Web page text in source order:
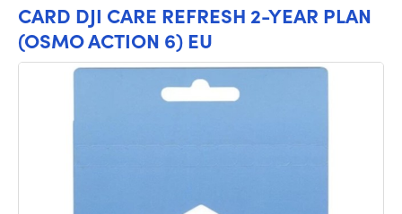
CARD DJI CARE REFRESH 2-YEAR PLAN
(OSMO ACTION 6) EU